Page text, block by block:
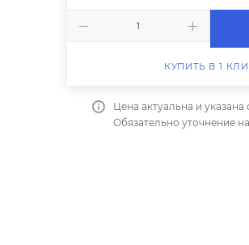
КУПИТЬ В 1
Цена актуальна и
Обязательно уточнение